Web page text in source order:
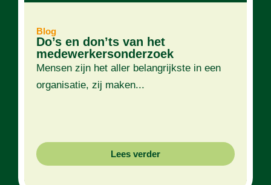
Blog
Do’s en don’ts van het
medewerkersonderzoek
Mensen zijn het aller belangrijkste in een
organisatie, zij maken...
Lees verder